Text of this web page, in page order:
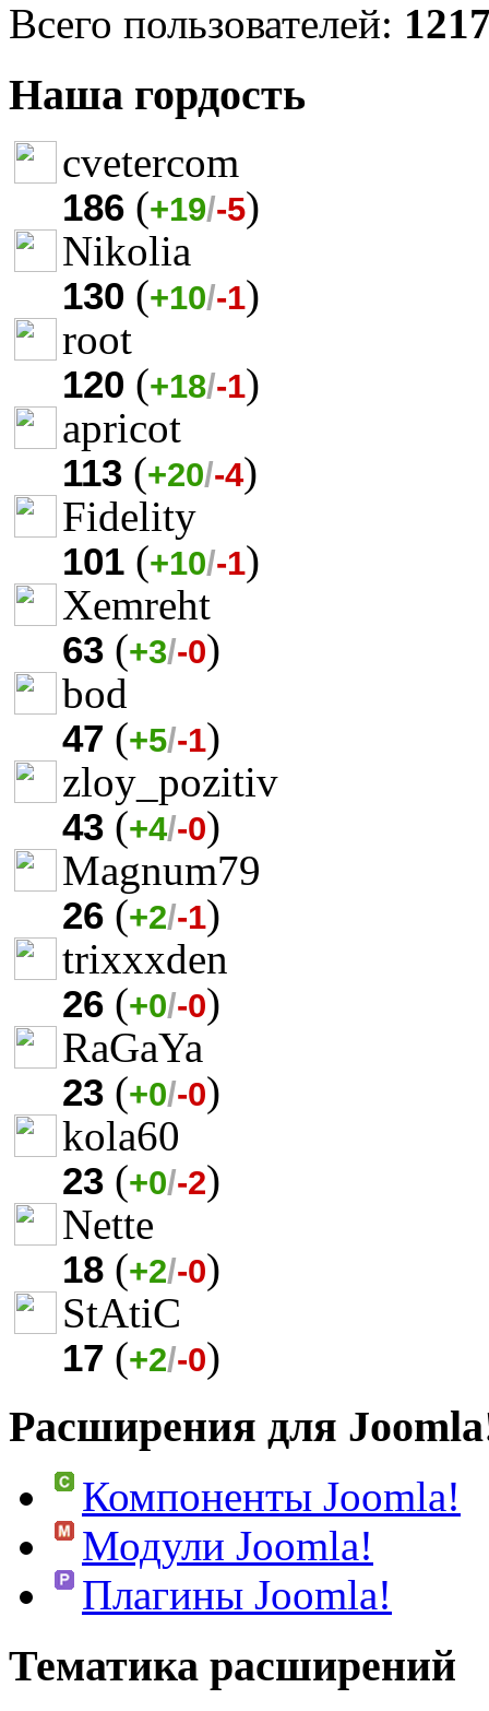
Всего пользователей:
Наша гордость
cvetercom
186 (+19/-5)
Nikolia
130 (+10/-1)
root
120 (+18/-1)
apricot
113 (+20/-4)
Fidelity
101 (+10/-1)
Xemreht
63 (+3/-0)
bod
47 (+5/-1)
zloy_pozitiv
43 (+4/-0)
Magnum79
26 (+2/-1)
trixxxden
26 (+0/-0)
RaGaYa
23 (+0/-0)
kola60
23 (+0/-2)
Nette
18 (+2/-0)
StAtiC
17 (+2/-0)
Расширения для
Компоненты Joomla!
Модули Joomla!
Плагины Joomla!
Тематика расширений